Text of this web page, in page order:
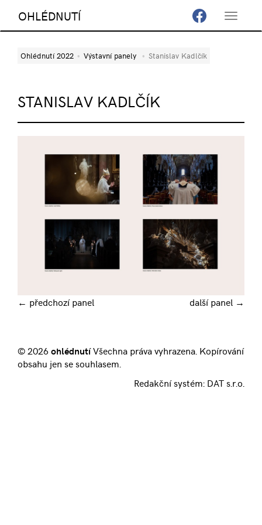
Toggle
OHLÉDNUTÍ
Ohlédnutí 2022 Výstavní panely Stanislav Kadlčík
STANISLAV KADLČÍK
← předchozí panel další panel →
© 2026ohlédnutíVšechna práva vyhrazena. Kopírování
obsahu jen se souhlasem.
Redakční systém: DAT s.r.o.